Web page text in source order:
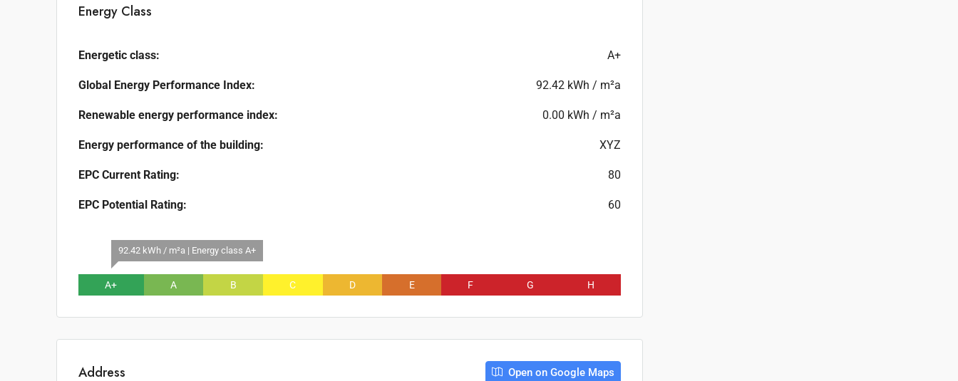
Energy Class
Energetic class: A+
Global Energy Performance Index: 92.42 kWh / m²a
Renewable energy performance index: 0.00 kWh / m²a
Energy performance of the building: XYZ
EPC Current Rating: 80
EPC Potential Rating: 60
92.42 kWh / m²a | Energy class A+
A+ A B C D E F G H
Address Open on Google Maps